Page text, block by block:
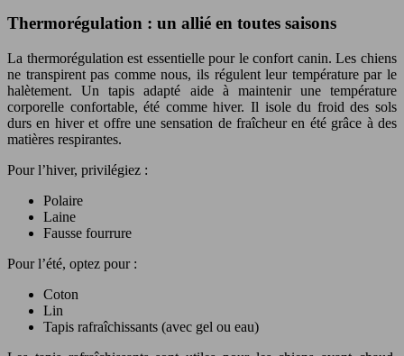
Thermorégulation : un allié en toutes saisons
La thermorégulation est essentielle pour le confort canin. Les chiens
ne transpirent pas comme nous, ils régulent leur température par le
halètement. Un tapis adapté aide à maintenir une température
corporelle confortable, été comme hiver. Il isole du froid des sols
durs en hiver et offre une sensation de fraîcheur en été grâce à des
matières respirantes.
Pour l’hiver, privilégiez :
Polaire
Laine
Fausse fourrure
Pour l’été, optez pour :
Coton
Lin
Tapis rafraîchissants (avec gel ou eau)